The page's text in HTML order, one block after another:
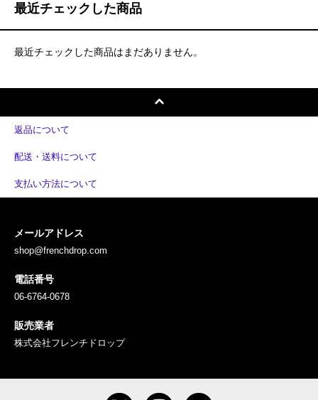
最近チェックした商品
最近チェックした商品はまだありません。
返品について
配送・送料について
支払い方法について
メールアドレス
shop@frenchdrop.com
電話番号
06-6764-0678
販売業者
株式会社フレンチドロップ